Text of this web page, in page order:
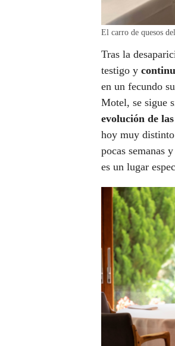
El carro de quesos
Tras la
testigo y
en un fecundo
Motel, se sigue
evolución de
hoy muy
pocas semanas
es un lugar